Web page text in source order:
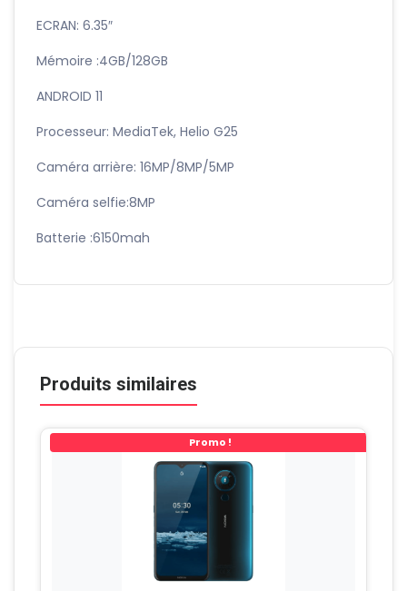
ECRAN: 6.35″
Mémoire :4GB/128GB
ANDROID 11
Processeur: MediaTek, Helio G25
Caméra arrière: 16MP/8MP/5MP
Caméra selfie:8MP
Batterie :6150mah
Produits similaires
Promo !